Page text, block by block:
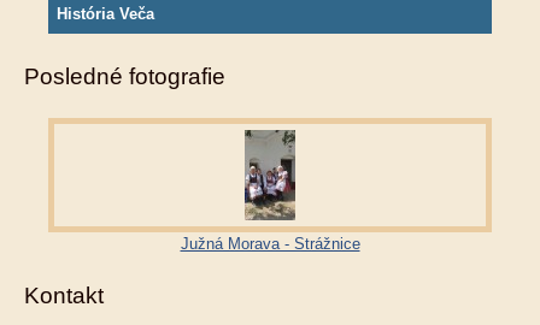
História Veča
Posledné fotografie
Južná Morava - Strážnice
Kontakt